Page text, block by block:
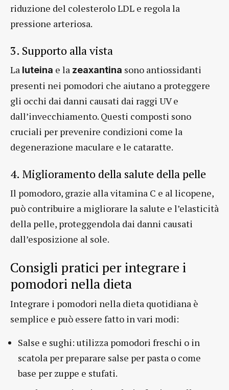
riduzione del colesterolo LDL e regola la
pressione arteriosa.
3. Supporto alla vista
La luteina e la zeaxantina sono antiossidanti
presenti nei pomodori che aiutano a proteggere
gli occhi dai danni causati dai raggi UV e
dall’invecchiamento. Questi composti sono
cruciali per prevenire condizioni come la
degenerazione maculare e le cataratte.
4. Miglioramento della salute della pelle
Il pomodoro, grazie alla vitamina C e al licopene,
può contribuire a migliorare la salute e l’elasticità
della pelle, proteggendola dai danni causati
dall’esposizione al sole.
Consigli pratici per integrare i
pomodori nella dieta
Integrare i pomodori nella dieta quotidiana è
semplice e può essere fatto in vari modi:
Salse e sughi: utilizza pomodori freschi o in
scatola per preparare salse per pasta o come
base per zuppe e stufati.